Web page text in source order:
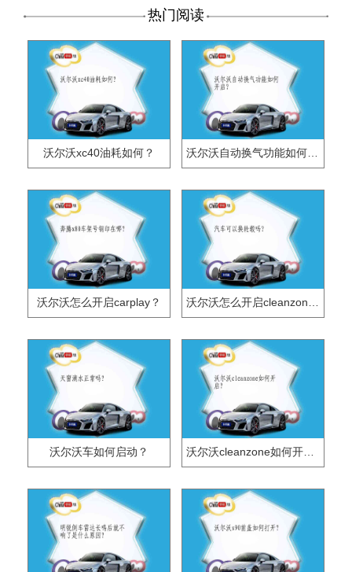
热门阅读
沃尔沃xc40油耗如何？ 沃尔沃自动换气功能如何开启？
沃尔沃怎么开启carplay？ 沃尔沃怎么开启cleanzone？
沃尔沃车如何启动？ 沃尔沃cleanzone如何开启？